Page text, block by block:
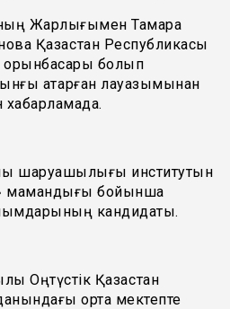
Жарлығымен Тамара
Қазақстан Республикасы
орынбасары болып
атқарған лауазымынан
шаруашылығы институтын
мамандығы бойынша
кандидаты.
Оңтүстік Қазақстан
орта мектепте